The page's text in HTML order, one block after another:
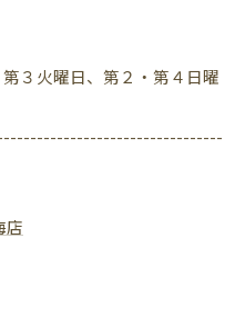
３火曜日、第２・第４日曜
店